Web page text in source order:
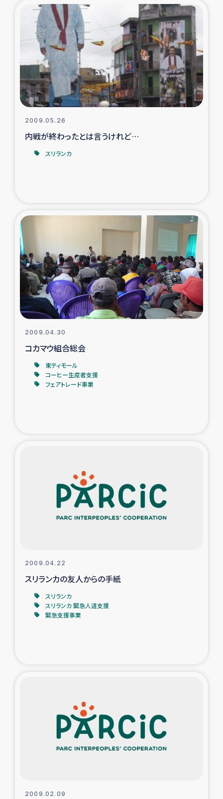
トルコ・シリア地震被災者支援
デニヤヤ小規模紅茶農家支援
コーヒー生産者支援
アイナロ県マウベシ郡でのコーヒー畑改善事業
2009.05.26
内戦が終わったとは言うけれど…
スリランカ
2009.04.30
コカマウ組合総会
東ティモール
コーヒー生産者支援
フェアトレード事業
2009.04.22
スリランカの友人からの手紙
スリランカ
スリランカ 緊急人道支援
緊急支援事業
2009.02.09